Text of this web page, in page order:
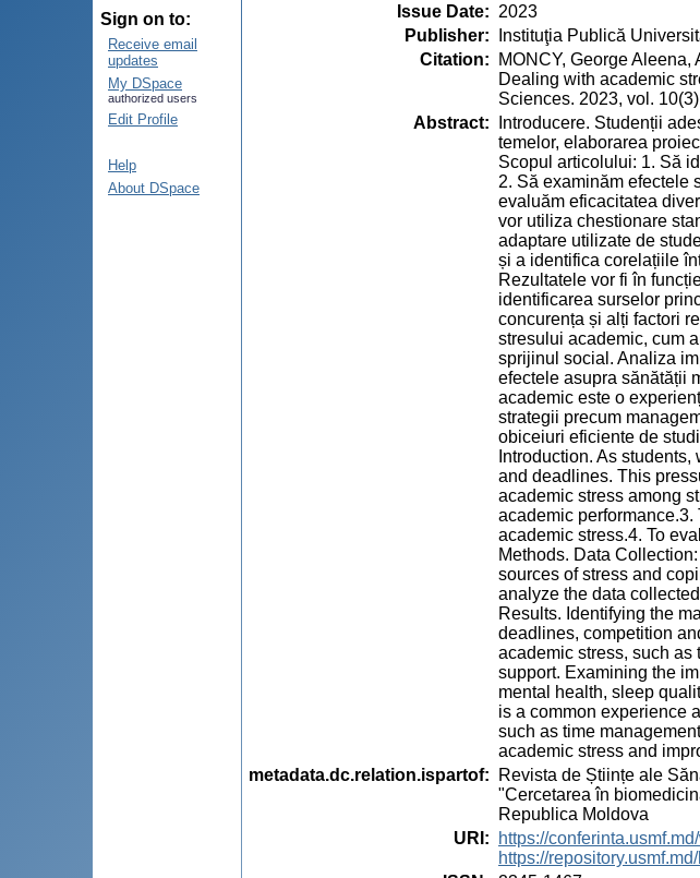
Sign on to:
Receive email
updates
My DSpace
authorized users
Edit Profile
Help
About DSpace
Issue Date: 2023
Publisher:
Instituţia Publică
Citation:
MONCY, George
Dealing with academic
Sciences. 2023, vol.
Abstract:
Introducere. Studenții
temelor, elaborarea
Scopul articolului: 1. Să
2. Să examinăm efectele
evaluăm eficacitatea
vor utiliza chestionare
adaptare utilizate de
și a identifica corelațiile
Rezultatele vor fi în
identificarea surselor
concurența și alți factori
stresului academic, cum
sprijinul social. Analiza
efectele asupra sănătății
academic este o
strategii precum
obiceiuri eficiente de
Introduction. As
and deadlines. This
academic stress among
academic
academic stress.4. To
Methods. Data
sources of stress and
analyze the data
Results. Identifying the
deadlines, competition
academic stress, such as
support. Examining the
mental health, sleep
is a common experience
such as time
academic stress and
metadata.dc.relation.ispartof:
Revista de Științe ale
"Cercetarea în
Republica Moldova
URI :
https://
https://